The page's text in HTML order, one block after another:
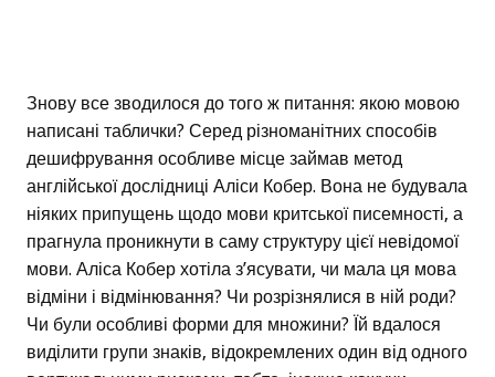
Знову все зводилося до того ж питання: якою мовою
написані таблички? Серед різноманітних способів
дешифрування особливе місце займав метод
англійської дослідниці Аліси Кобер. Вона не будувала
ніяких припущень щодо мови критської писемності, а
прагнула проникнути в саму структуру цієї невідомої
мови. Аліса Кобер хотіла з’ясувати, чи мала ця мова
відміни і відмінювання? Чи розрізнялися в ній роди?
Чи були особливі форми для множини? Їй вдалося
виділити групи знаків, відокремлених один від одного